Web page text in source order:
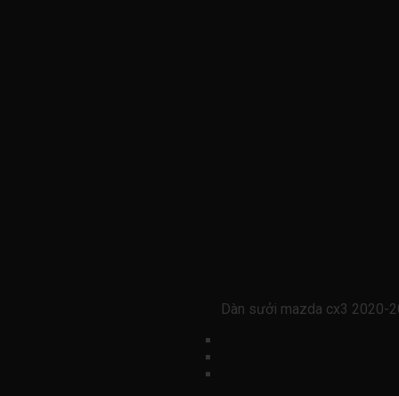
Dàn sưởi mazda cx3 2020-